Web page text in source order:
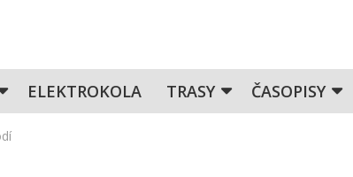
ELEKTROKOLA TRASY ČASOPISY